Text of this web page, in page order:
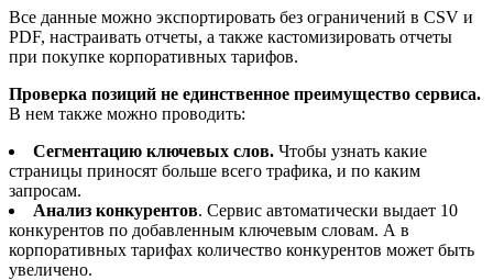
Все данные можно экспортировать без ограничений в CSV и
PDF, настраивать отчеты, а также кастомизировать отчеты
при покупке корпоративных тарифов.
Проверка позиций не единственное преимущество сервиса.
В нем также можно проводить:
Сегментацию ключевых слов. Чтобы узнать какие
страницы приносят больше всего трафика, и по каким
запросам.
Анализ конкурентов. Сервис автоматически выдает 10
конкурентов по добавленным ключевым словам. А в
корпоративных тарифах количество конкурентов может быть
увеличено.